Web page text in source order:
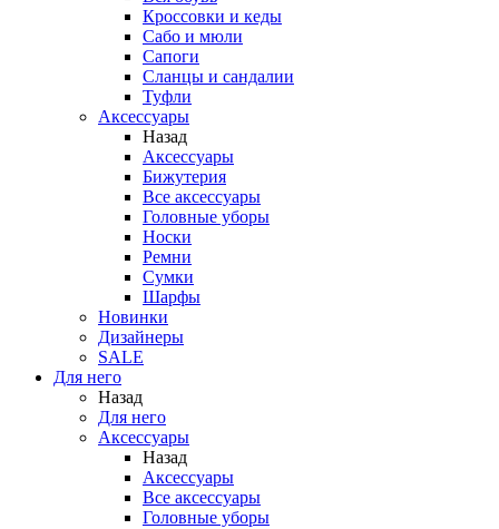
Кроссовки и кеды
Сабо и мюли
Сапоги
Сланцы и сандалии
Туфли
Аксессуары
Назад
Аксессуары
Бижутерия
Все аксессуары
Головные уборы
Носки
Ремни
Сумки
Шарфы
Новинки
Дизайнеры
SALE
Для него
Назад
Для него
Аксессуары
Назад
Аксессуары
Все аксессуары
Головные уборы